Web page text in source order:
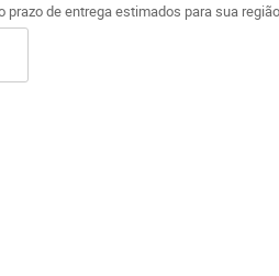
prazo de entrega estimados para sua